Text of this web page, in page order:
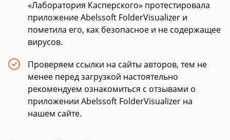
«Лаборатория Касперского» протестировала
приложение Abelssoft FolderVisualizer и
пометила его, как безопасное и не содержащее
вирусов.
Проверяем ссылки на сайты авторов, тем не
менее перед загрузкой настоятельно
рекомендуем ознакомиться с отзывами о
приложении Abelssoft FolderVisualizer на
нашем сайте.